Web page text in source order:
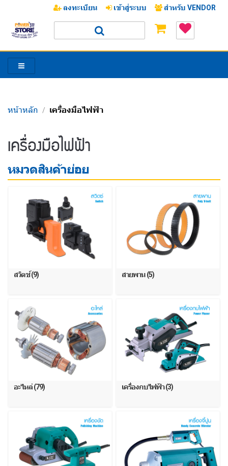
ลงทะเบียน เข้าสู่ระบบ สำหรับ VENDOR
หน้าหลัก / เครื่องมือไฟฟ้า
เครื่องมือไฟฟ้า
หมวดสินค้าย่อย
สวิตช์ (9) สายพาน (5)
อะไหล่ (79) เครื่องกบไฟฟ้า (3)